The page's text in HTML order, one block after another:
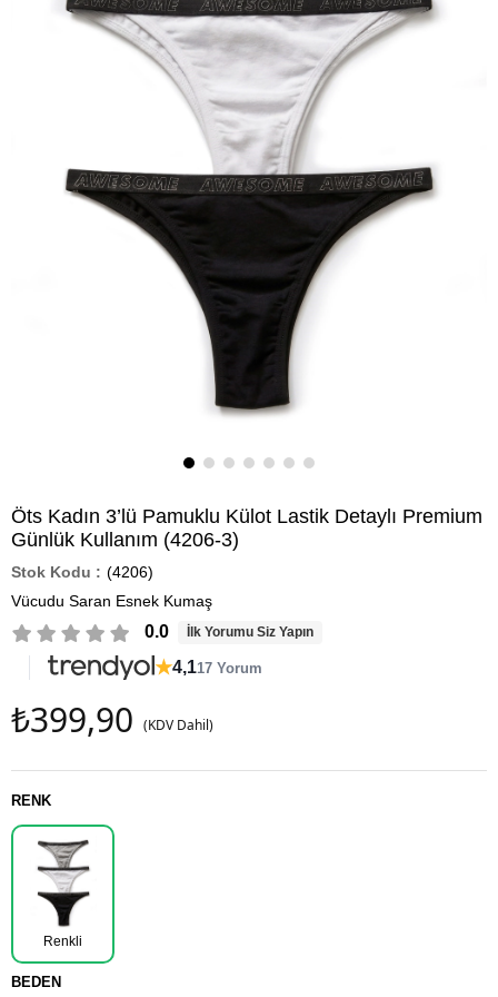
Öts Kadın 3’lü Pamuklu Külot Lastik Detaylı Premium
Günlük Kullanım (4206-3)
(4206)
Vücudu Saran Esnek Kumaş
0.0 İlk Yorumu Siz Yapın
★4,117 Yorum
₺399,90 (KDV Dahil)
RENK
Renkli
BEDEN